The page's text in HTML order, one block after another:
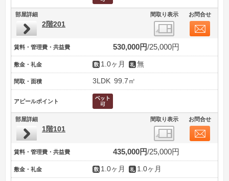
部屋詳細 間取り表示 お問合せ
2階201
賃料・管理費・共益費 530,000円 25,000円
敷金・礼金 1.0ヶ月 無
間取・面積 3LDK 99.7㎡
アピールポイント
部屋詳細 間取り表示 お問合せ
1階101
賃料・管理費・共益費 435,000円 25,000円
敷金・礼金 1.0ヶ月 1.0ヶ月